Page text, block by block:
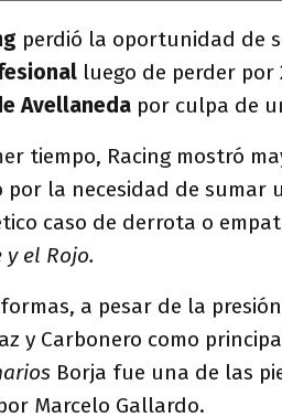
perdió la oportunidad de
luego de perder por
Avellaneda por culpa de
tiempo, Racing mostró
la necesidad de sumar
caso de derrota o
y el Rojo.
a pesar de la
y Carbonero como
Borja fue una de las
Marcelo Gallardo.